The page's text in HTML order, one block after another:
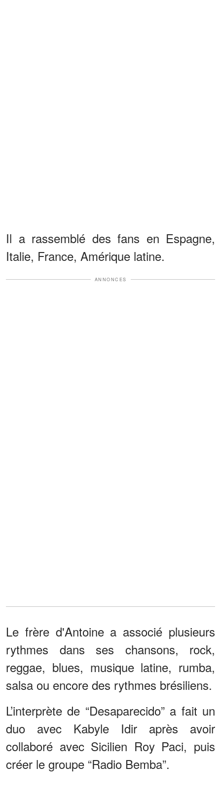
Il a rassemblé des fans en Espagne,
Italie, France, Amérique latine.
ANNONCES
Le frère d'Antoine a associé plusieurs
rythmes dans ses chansons, rock,
reggae, blues, musique latine, rumba,
salsa ou encore des rythmes brésiliens.
L’interprète de “Desaparecido” a fait un
duo avec Kabyle Idir après avoir
collaboré avec Sicilien Roy Paci, puis
créer le groupe “Radio Bemba”.